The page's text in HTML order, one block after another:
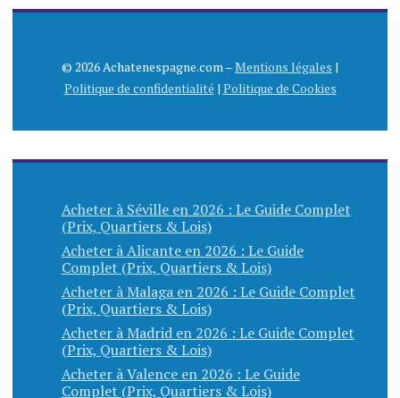
© 2026 Achatenespagne.com –Mentions légales |
Politique de confidentialité | Politique de Cookies
Acheter à Séville en 2026 : Le Guide Complet
(Prix, Quartiers & Lois)
Acheter à Alicante en 2026 : Le Guide
Complet (Prix, Quartiers & Lois)
Acheter à Malaga en 2026 : Le Guide Complet
(Prix, Quartiers & Lois)
Acheter à Madrid en 2026 : Le Guide Complet
(Prix, Quartiers & Lois)
Acheter à Valence en 2026 : Le Guide
Complet (Prix, Quartiers & Lois)